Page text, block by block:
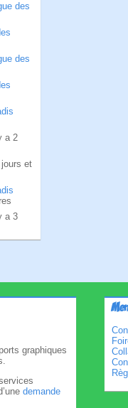
des
des
a 2
et
a 3
graphiques
demande